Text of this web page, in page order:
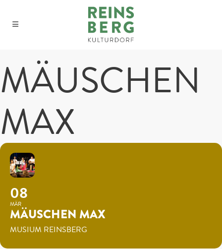
MÄUSCHEN
MAX
08
MÄR
MÄUSCHEN MAX
MUSIUM REINSBERG